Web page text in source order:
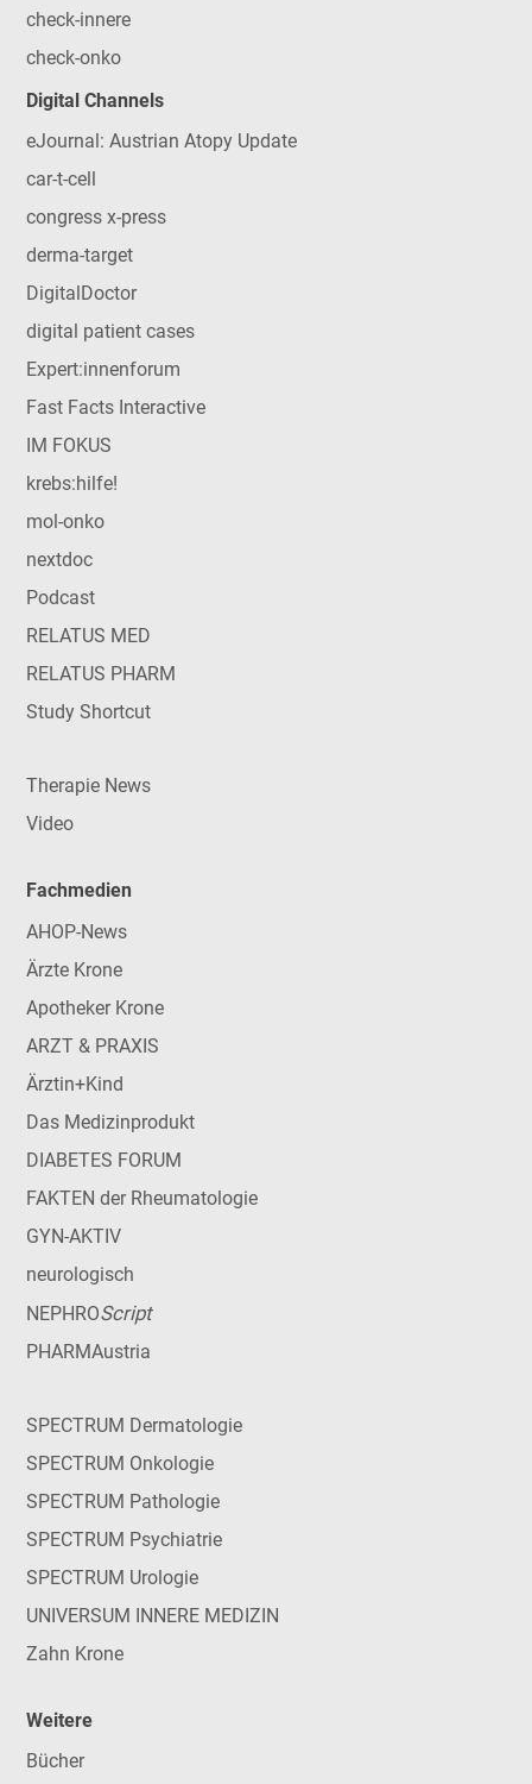
check-innere
check-onko
Digital Channels
eJournal: Austrian Atopy Update
car-t-cell
congress x-press
derma-target
DigitalDoctor
digital patient cases
Expert:innenforum
Fast Facts Interactive
IM FOKUS
krebs:hilfe!
mol-onko
nextdoc
Podcast
RELATUS MED
RELATUS PHARM
Study Shortcut
Therapie News
Video
Fachmedien
AHOP-News
Ärzte Krone
Apotheker Krone
ARZT & PRAXIS
Ärztin+Kind
Das Medizinprodukt
DIABETES FORUM
FAKTEN der Rheumatologie
GYN-AKTIV
neurologisch
NEPHROScript
PHARMAustria
SPECTRUM Dermatologie
SPECTRUM Onkologie
SPECTRUM Pathologie
SPECTRUM Psychiatrie
SPECTRUM Urologie
UNIVERSUM INNERE MEDIZIN
Zahn Krone
Weitere
Bücher